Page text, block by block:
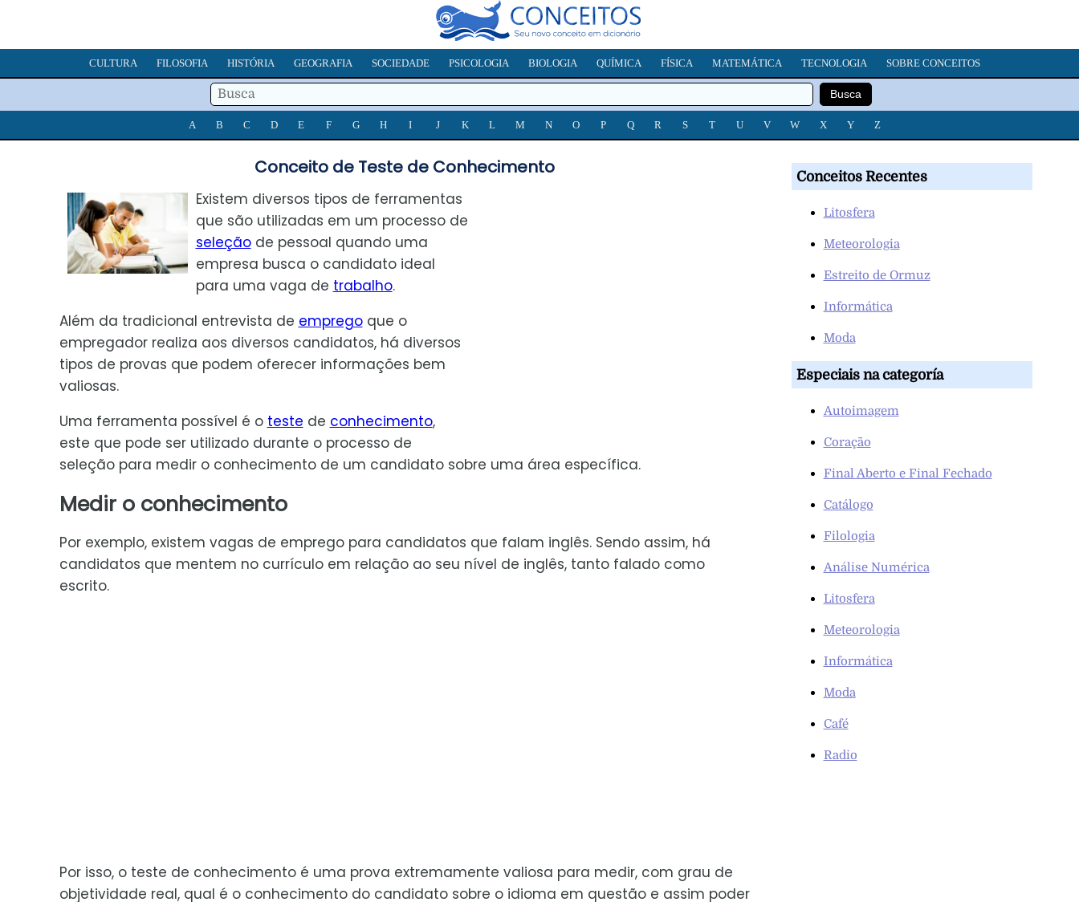
CULTURA FILOSOFIA HISTÓRIA GEOGRAFIA SOCIEDADE PSICOLOGIA BIOLOGIA QUÍMICA FÍSICA MATEMÁTICA TECNOLOGIA SOBRE CONCEITOS
A B C D E F G H I J K L M N O P Q R S T U V W X Y Z
Conceito de Teste de Conhecimento
Existem diversos tipos de ferramentas
que são utilizadas em um processo de
seleçãode pessoal quando uma
empresa busca o candidato ideal
para uma vaga de trabalho.
Além da tradicional entrevista de empregoque o
empregador realiza aos diversos candidatos, há diversos
tipos de provas que podem oferecer informações bem
valiosas.
Uma ferramenta possível é o teste de conhecimento,
este que pode ser utilizado durante o processo de
seleção para medir o conhecimento de um candidato sobre uma área específica.
Medir o conhecimento
Por exemplo, existem vagas de emprego para candidatos que falam inglês. Sendo assim, há
candidatos que mentem no currículo em relação ao seu nível de inglês, tanto falado como
escrito.
Por isso, o teste de conhecimento é uma prova extremamente valiosa para medir, com grau de
objetividade real, qual é o conhecimento do candidato sobre o idioma em questão e assim poder
Conceitos Recentes
Litosfera
Meteorologia
Estreito de Ormuz
Informática
Moda
Especiais na categoría
Autoimagem
Coração
Final Aberto e Final Fechado
Catálogo
Filologia
Análise Numérica
Litosfera
Meteorologia
Informática
Moda
Café
Radio